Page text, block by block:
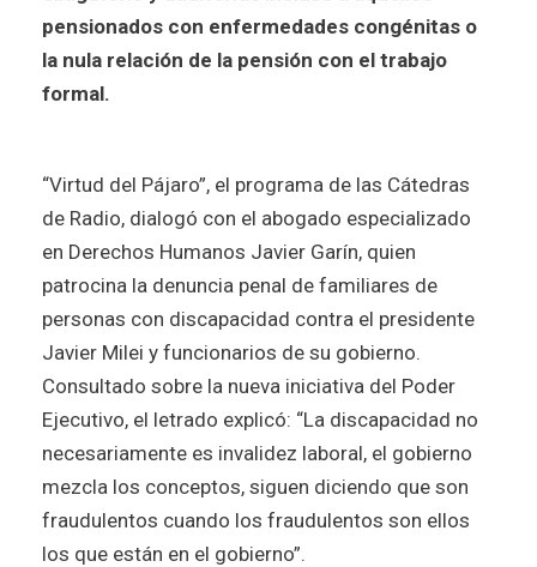
pensionados con enfermedades congénitas o
la nula relación de la pensión con el trabajo
formal.
“Virtud del Pájaro”, el programa de las Cátedras
de Radio, dialogó con el abogado especializado
en Derechos Humanos Javier Garín, quien
patrocina la denuncia penal de familiares de
personas con discapacidad contra el presidente
Javier Milei y funcionarios de su gobierno.
Consultado sobre la nueva iniciativa del Poder
Ejecutivo, el letrado explicó: “La discapacidad no
necesariamente es invalidez laboral, el gobierno
mezcla los conceptos, siguen diciendo que son
fraudulentos cuando los fraudulentos son ellos
los que están en el gobierno”.